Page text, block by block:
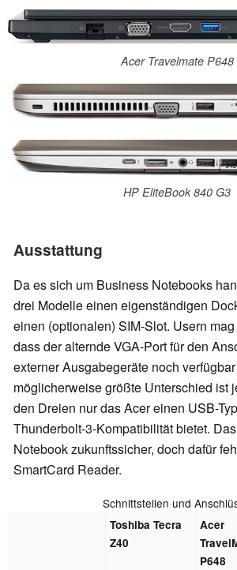
Acer Travelmate P648
HP EliteBook 840 G3
Ausstattung
Da es sich um Business Notebooks
drei Modelle einen eigenständigen
einen (optionalen) SIM-Slot. Usern
dass der alternde VGA-Port für den
externer Ausgabegeräte noch
möglicherweise größte Unterschied ist
den Dreien nur das Acer einen USB-
Thunderbolt-3-Kompatibilität bietet.
Notebook zukunftssicher, doch dafür
SmartCard Reader.
Schnittstellen und
Toshiba Tecra
Z40
Acer
P648